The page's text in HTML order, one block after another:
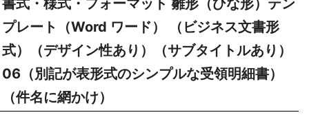
書式・様式・フォーマット 雛形（ひな形）テン
プレート（Word ワード） （ビジネス文書形
式）（デザイン性あり）（サブタイトルあり）
06（別記が表形式のシンプルな受領明細書）
（件名に網かけ）